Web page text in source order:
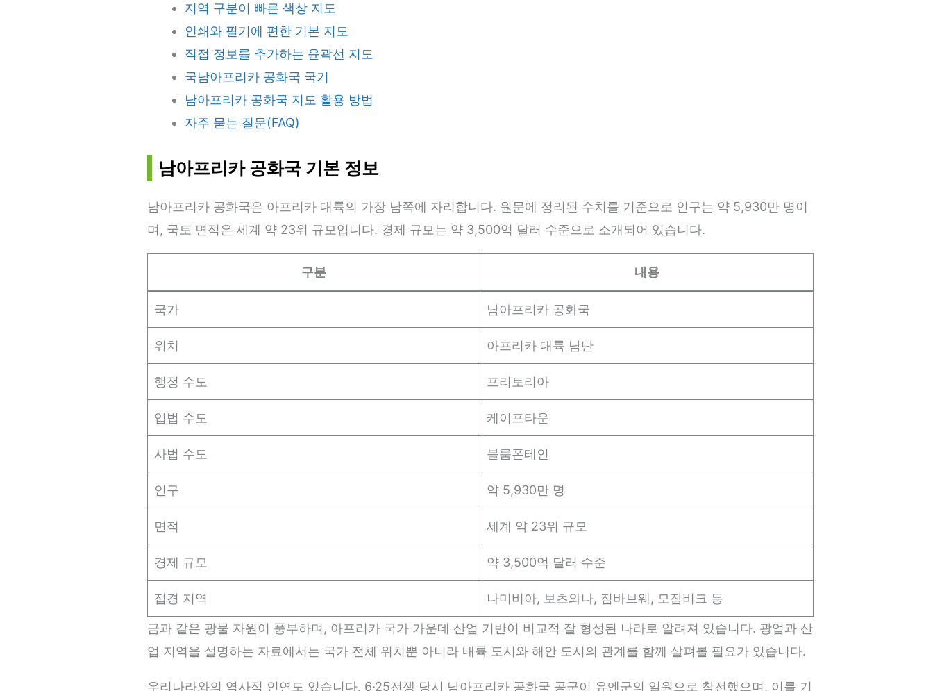
지역 구분이 빠른 색상 지도
인쇄와 필기에 편한 기본 지도
직접 정보를 추가하는 윤곽선 지도
국남아프리카 공화국 국기
남아프리카 공화국 지도 활용 방법
자주 묻는 질문(FAQ)
남아프리카 공화국 기본 정보
남아프리카 공화국은 아프리카 대륙의 가장 남쪽에 자리합니다. 원문에 정리된 수치를 기준으로 인구는 약 5,930만 명이
며, 국토 면적은 세계 약 23위 규모입니다. 경제 규모는 약 3,500억 달러 수준으로 소개되어 있습니다.
구분 내용
국가 남아프리카 공화국
위치 아프리카 대륙 남단
행정 수도 프리토리아
입법 수도 케이프타운
사법 수도 블룸폰테인
인구 약 5,930만 명
면적 세계 약 23위 규모
경제 규모 약 3,500억 달러 수준
접경 지역 나미비아, 보츠와나, 짐바브웨, 모잠비크 등
금과 같은 광물 자원이 풍부하며, 아프리카 국가 가운데 산업 기반이 비교적 잘 형성된 나라로 알려져 있습니다. 광업과 산
업 지역을 설명하는 자료에서는 국가 전체 위치뿐 아니라 내륙 도시와 해안 도시의 관계를 함께 살펴볼 필요가 있습니다.
우리나라와의 역사적 인연도 있습니다. 6·25전쟁 당시 남아프리카 공화국 공군이 유엔군의 일원으로 참전했으며, 이를 기